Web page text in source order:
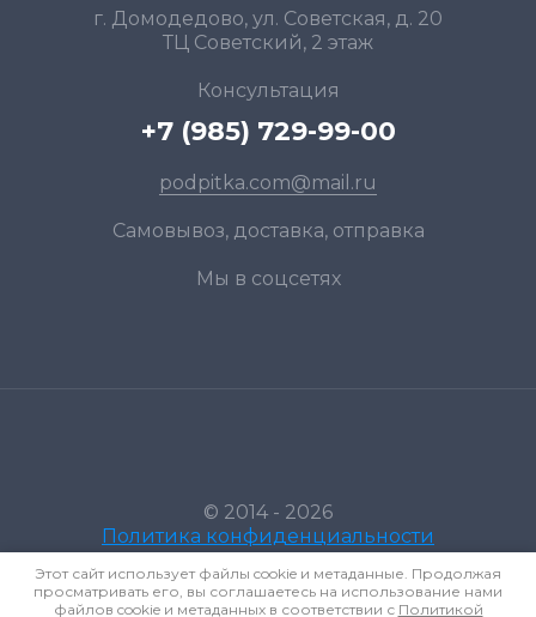
г. Домодедово, ул. Советская, д. 20
ТЦ Советский, 2 этаж
Консультация
+7 (985) 729-99-00
podpitka.com@mail.ru
Самовывоз, доставка, отправка
Мы в соцсетях
© 2014 - 2026
Политика конфиденциальности
Этот сайт использует файлы cookie и метаданные. Продолжая
просматривать его, вы соглашаетесь на использование нами
файлов cookie и метаданных в соответствии с Политикой